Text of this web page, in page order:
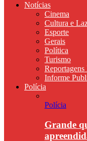
Notícias
Cinema
Cultura e
Esporte
Gerais
Política
Turismo
Reportagens
Informe
Polícia
Polícia
Grande